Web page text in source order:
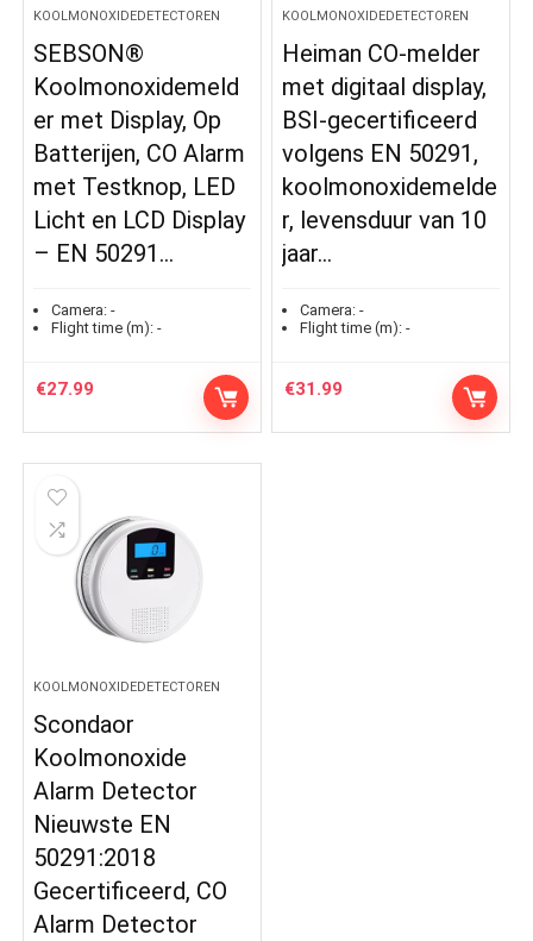
KOOLMONOXIDEDETECTOREN
SEBSON®
Koolmonoxidemeld
er met Display, Op
Batterijen, CO Alarm
met Testknop, LED
Licht en LCD Display
– EN 50291…
Camera: -
Flight time (m): -
€27.99
KOOLMONOXIDEDETECTOREN
Heiman CO-melder
met digitaal display,
BSI-gecertificeerd
volgens EN 50291,
koolmonoxidemelde
r, levensduur van 10
jaar…
Camera: -
Flight time (m): -
€31.99
KOOLMONOXIDEDETECTOREN
Scondaor
Koolmonoxide
Alarm Detector
Nieuwste EN
50291:2018
Gecertificeerd, CO
Alarm Detector